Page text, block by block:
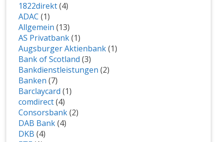
1822direkt(4)
ADAC (1)
Allgemein (13)
AS Privatbank(1)
Augsburger Aktienbank(1)
Bank of Scotland (3)
Bankdienstleistungen (2)
Banken (7)
Barclaycard (1)
comdirect(4)
Consorsbank(2)
DAB Bank(4)
DKB (4)